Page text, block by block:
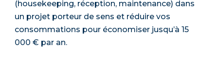
(housekeeping, réception, maintenance) dans
un projet porteur de sens et réduire vos
consommations pour économiser jusqu’à 15
000 € par an.